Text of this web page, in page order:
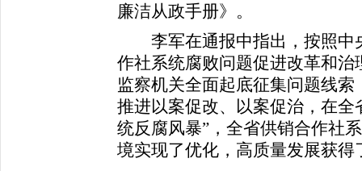
廉洁从政手册》。
李军在通报中指出，按照中
作社系统腐败问题促进改革和
监察机关全面起底征集问题线
推进以案促改、以案促治，在
统反腐风暴”，全省供销合作社
境实现了优化，高质量发展获得